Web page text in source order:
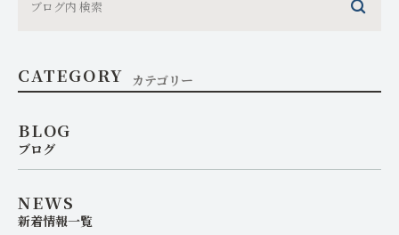
CATEGORY カテゴリー
BLOG
ブログ
NEWS
新着情報一覧